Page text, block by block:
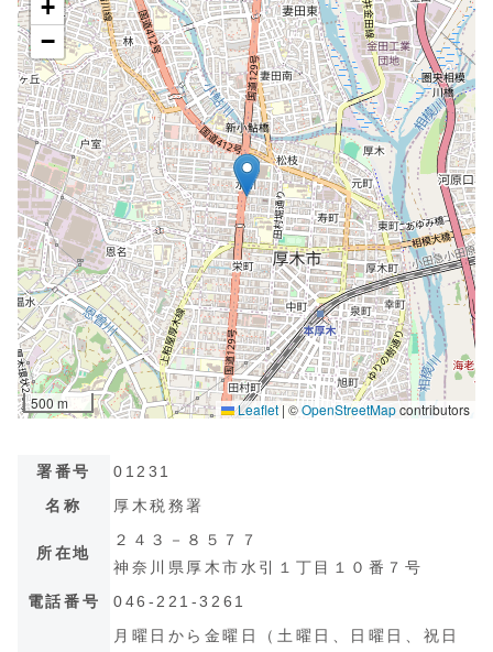
署番号
01231
名称
厚木税務署
所在地
２４３－８５７７
神奈川県厚木市水引１丁目１０番７号
電話番号
046-221-3261
月曜日から金曜日（土曜日、日曜日、祝日